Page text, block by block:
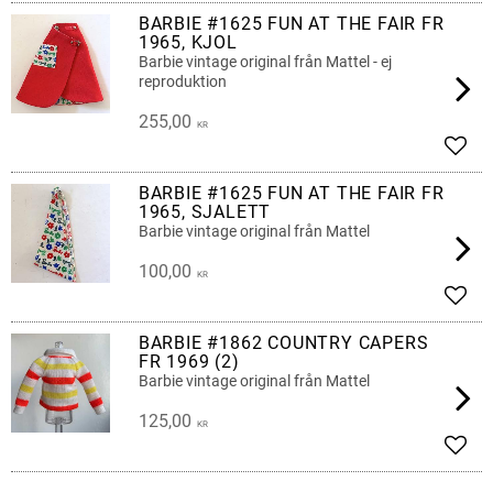
BARBIE #1625 FUN AT THE FAIR FR
1965, KJOL
Barbie vintage original från Mattel - ej
reproduktion
255,00 KR
BARBIE #1625 FUN AT THE FAIR FR
1965, SJALETT
Barbie vintage original från Mattel
100,00 KR
BARBIE #1862 COUNTRY CAPERS
FR 1969 (2)
Barbie vintage original från Mattel
125,00 KR